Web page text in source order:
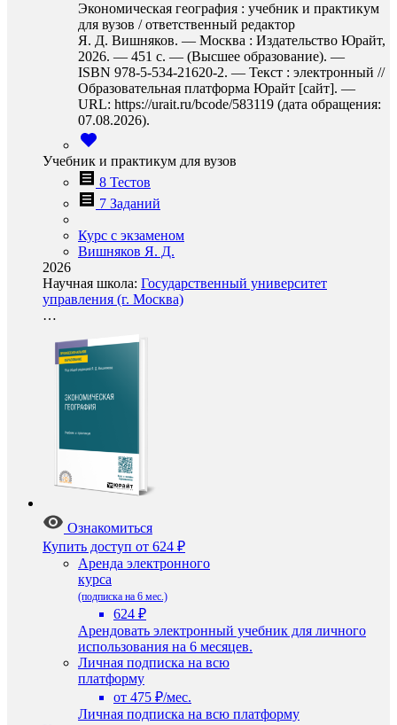
Экономическая география : учебник и практикум
для вузов / ответственный редактор
Я. Д. Вишняков. — Москва : Издательство Юрайт,
2026. — 451 с. — (Высшее образование). —
ISBN 978-5-534-21620-2. — Текст : электронный //
Образовательная платформа Юрайт [сайт]. —
URL: https://urait.ru/bcode/583119 (дата обращения:
07.08.2026).
Учебник и практикум для вузов
8 Тестов
7 Заданий
Курс с экзаменом
Вишняков Я. Д.
2026
Научная школа: Государственный университет
управления (г. Москва)
…
Ознакомиться
Купить доступ от 624 ₽
Аренда электронного
курса
(подписка на 6 мес.)
624 ₽
Арендовать электронный учебник для личного
использования на 6 месяцев.
Личная подписка на всю
платформу
от 475 ₽/мес.
Личная подписка на всю платформу